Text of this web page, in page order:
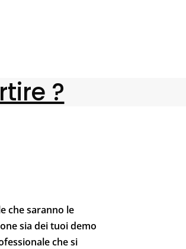
?
che saranno le
sia dei tuoi demo
che si